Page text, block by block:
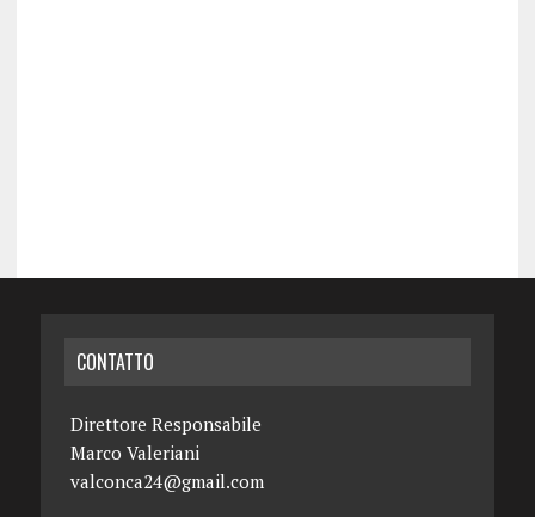
CONTATTO
Direttore Responsabile
Marco Valeriani
valconca24@gmail.com